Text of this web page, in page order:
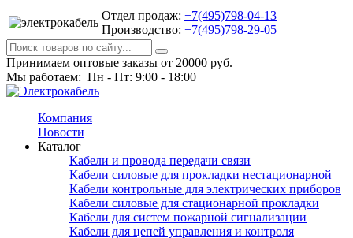
Отдел продаж: +7(495)798-04-13
Производство: +7(495)798-29-05
Принимаем оптовые заказы от 20000 руб.
Мы работаем: Пн - Пт: 9:00 - 18:00
Компания
Новости
Каталог
Кабели и провода передачи связи
Кабели силовые для прокладки нестационарной
Кабели контрольные для электрических приборов
Кабели силовые для стационарной прокладки
Кабели для систем пожарной сигнализации
Кабели для цепей управления и контроля